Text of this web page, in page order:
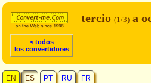
< todos
los convertidores
tercio (1/3) a
EN ES PT RU FR